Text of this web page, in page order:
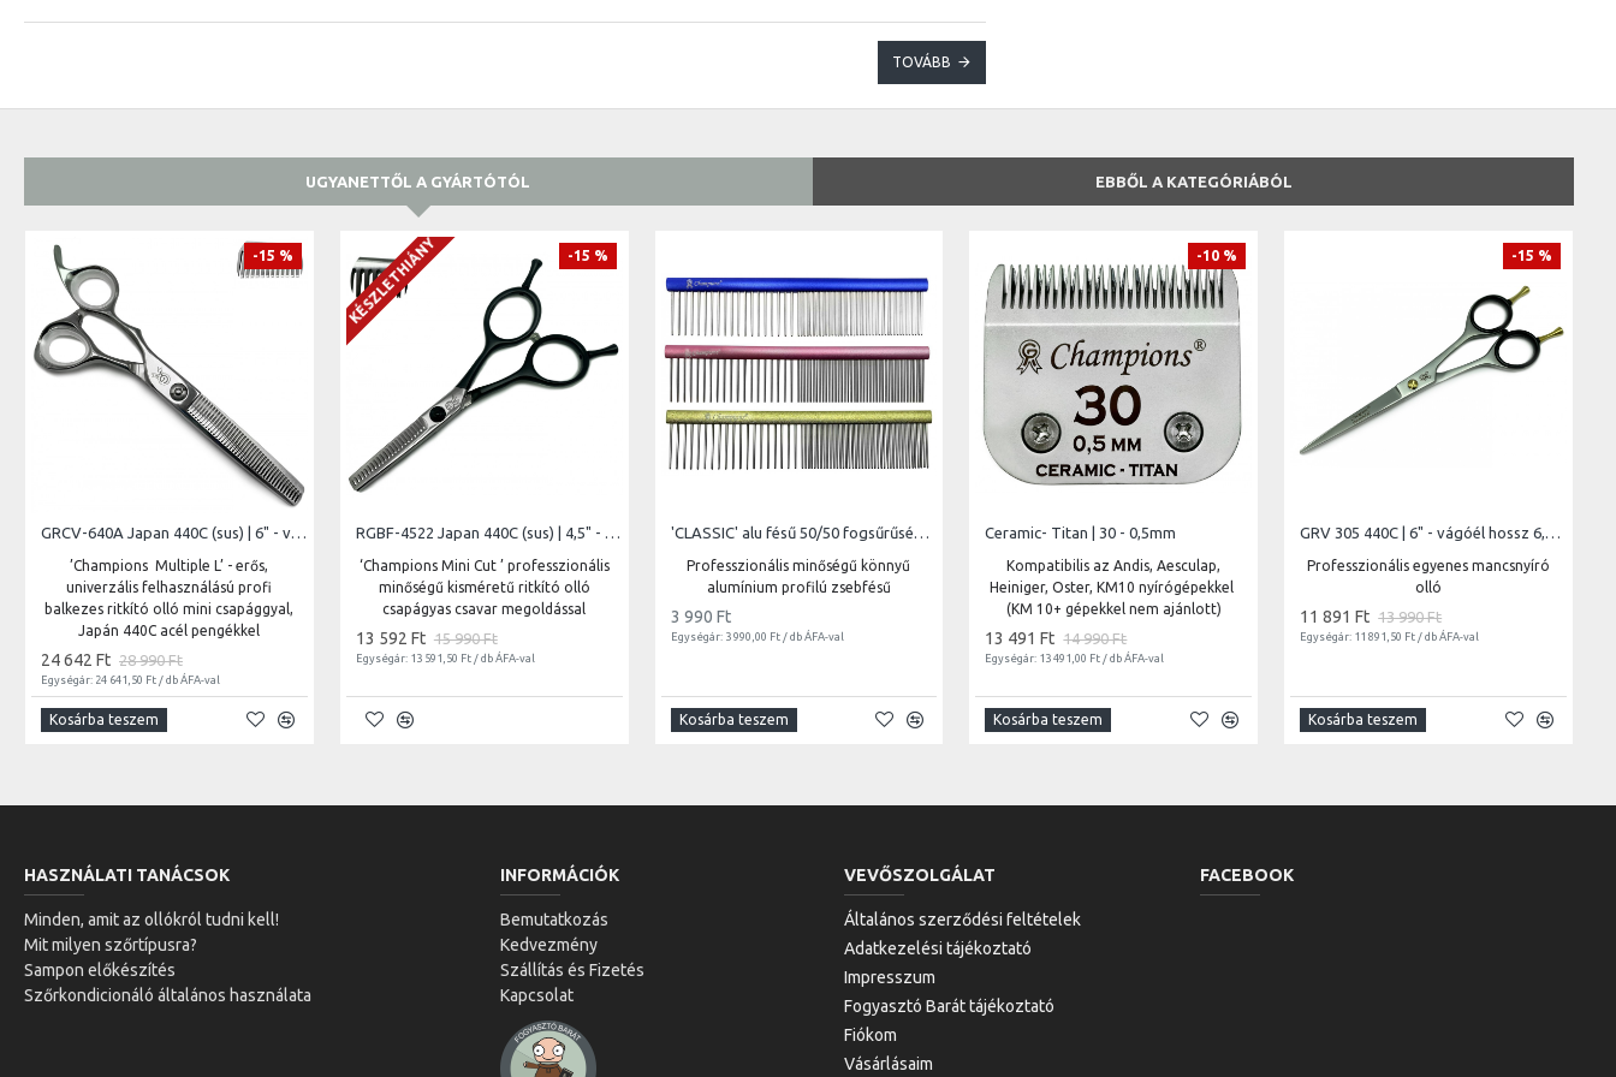
TOVÁBB
UGYANETTŐL A GYÁRTÓTÓL EBBŐL A KATEGÓRIÁBÓL
-15 %
GRCV-640A Japan 440C (sus) | 6" - vágóél hossz 6,5 cm - teljes hossz 15,2 cm
’Champions Multiple L’ - erős,
univerzális felhasználású profi
balkezes ritkító olló mini csapággyal,
Japán 440C acél pengékkel
24 642 Ft 28 990 Ft
Egységár: 24 641,50 Ft / db ÁFA-val
Kosárba teszem
-15 %
KÉSZLETHIÁNY
RGBF-4522 Japan 440C (sus) | 4,5" - vágóél hossz 4 cm - teljes hossz 11,4 cm
‘Champions Mini Cut ’ professzionális
minőségű kisméretű ritkító olló
csapágyas csavar megoldással
13 592 Ft 15 990 Ft
Egységár: 13 591,50 Ft / db ÁFA-val
'CLASSIC' alu fésű 50/50 fogsűrűség, ovális profil, hossz 11,8 cm, foghosszúság 2 cm
Professzionális minőségű könnyű
alumínium profilú zsebfésű
3 990 Ft
Egységár: 3 990,00 Ft / db ÁFA-val
Kosárba teszem
-10 %
Ceramic- Titan | 30 - 0,5mm
Kompatibilis az Andis, Aesculap,
Heiniger, Oster, KM10 nyírógépekkel
(KM 10+ gépekkel nem ajánlott)
13 491 Ft 14 990 Ft
Egységár: 13 491,00 Ft / db ÁFA-val
Kosárba teszem
-15 %
GRV 305 440C | 6" - vágóél hossz 6,5 cm - teljes hossz 15 cm
Professzionális egyenes mancsnyíró
olló
11 891 Ft 13 990 Ft
Egységár: 11 891,50 Ft / db ÁFA-val
Kosárba teszem
HASZNÁLATI TANÁCSOK
Minden, amit az ollókról tudni kell!
Mit milyen szőrtípusra?
Sampon előkészítés
Szőrkondicionáló általános használata
INFORMÁCIÓK
Bemutatkozás
Kedvezmény
Szállítás és Fizetés
Kapcsolat
VEVŐSZOLGÁLAT
Általános szerződési feltételek
Adatkezelési tájékoztató
Impresszum
Fogyasztó Barát tájékoztató
Fiókom
Vásárlásaim
FACEBOOK